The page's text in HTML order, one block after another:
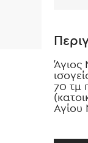
Άγιος
70 τμ
Αγίου